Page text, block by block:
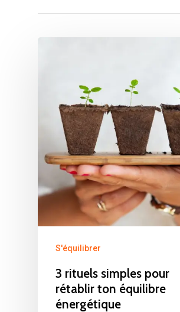
S'équilibrer
3 rituels simples pour
rétablir ton équilibre
énergétique